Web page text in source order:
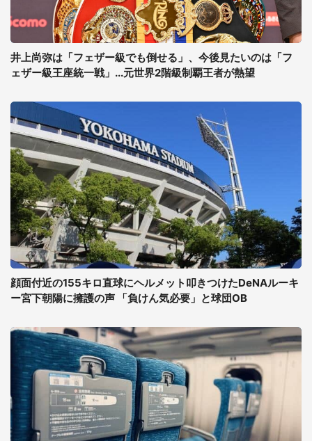
井上尚弥は「フェザー級でも倒せる」、今後見たいのは「フ
ェザー級王座統一戦」...元世界2階級制覇王者が熱望
顔面付近の155キロ直球にヘルメット叩きつけたDeNAルーキ
ー宮下朝陽に擁護の声 「負けん気必要」と球団OB